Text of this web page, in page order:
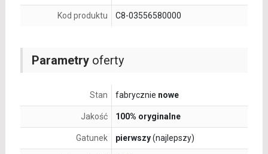
Parametryoferty
Stan fabrycznie nowe
Jakość 100% oryginalne
Gatunek pierwszy(najlepszy)
Kod produktu C8-03556580000